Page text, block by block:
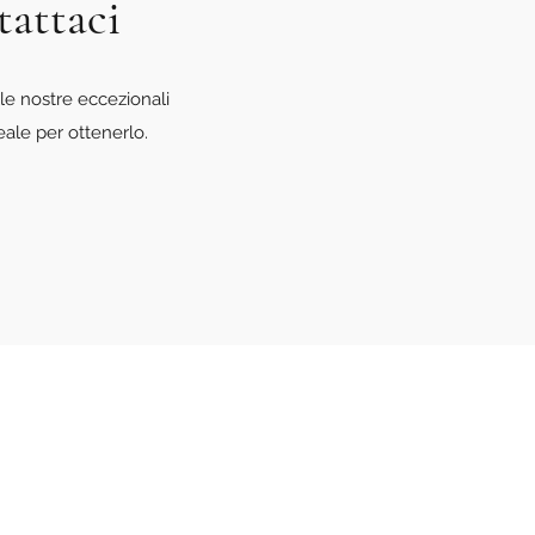
nostre eccezionali
per ottenerlo.